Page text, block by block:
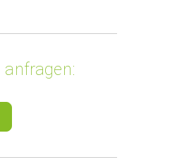
anfragen: